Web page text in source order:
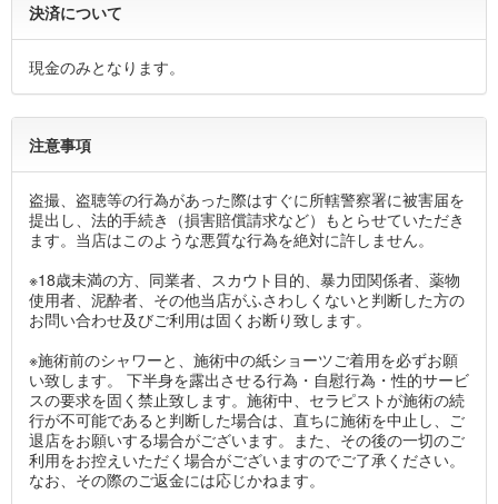
決済について
現金のみとなります。
注意事項
盗撮、盗聴等の行為があった際はすぐに所轄警察署に被害届を
提出し、法的手続き（損害賠償請求など）もとらせていただき
ます。当店はこのような悪質な行為を絶対に許しません。
※18歳未満の方、同業者、スカウト目的、暴力団関係者、薬物
使用者、泥酔者、その他当店がふさわしくないと判断した方の
お問い合わせ及びご利用は固くお断り致します。
※施術前のシャワーと、施術中の紙ショーツご着用を必ずお願
い致します。 下半身を露出させる行為・自慰行為・性的サービ
スの要求を固く禁止致します。施術中、セラピストが施術の続
行が不可能であると判断した場合は、直ちに施術を中止し、ご
退店をお願いする場合がございます。また、その後の一切のご
利用をお控えいただく場合がございますのでご了承ください。
なお、その際のご返金には応じかねます。